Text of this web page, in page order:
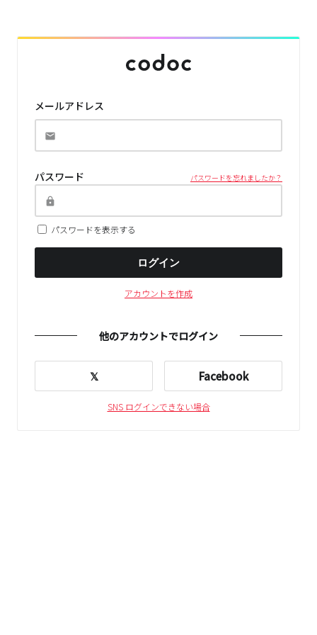
メールアドレス
パスワード パスワードを忘れましたか？
パスワードを表示する
ログイン
アカウントを作成
他のアカウントでログイン
𝕏 Facebook
SNS ログインできない場合